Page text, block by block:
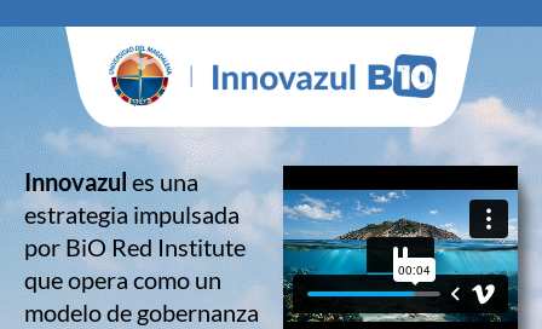
Innovazules una
estrategia impulsada
por BiO Red Institute
que opera como un
modelo de gobernanza